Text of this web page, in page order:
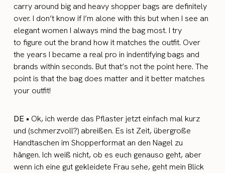
carry around big and heavy shopper bags are definitely
over. I don’t know if I’m alone with this but when I see an
elegant women I always mind the bag most. I try
to figure out the brand how it matches the outfit. Over
the years I became a real pro in indentifying bags and
brands within seconds. But that’s not the point here. The
point is that the bag does matter and it better matches
your outfit!
DE • Ok, ich werde das Pflaster jetzt einfach mal kurz
und (schmerzvoll?) abreißen. Es ist Zeit, übergroße
Handtaschen im Shopperformat an den Nagel zu
hängen. Ich weiß nicht, ob es euch genauso geht, aber
wenn ich eine gut gekleidete Frau sehe, geht mein Blick